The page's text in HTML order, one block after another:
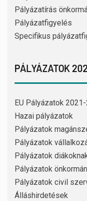
Pályázatírás
Pályázatfigyelés
Specifikus
PÁLYÁZATOK
EU Pályázatok
Hazai pályázatok
Pályázatok
Pályázatok
Pályázatok
Pályázatok
Pályázatok civil
Álláshirdetések